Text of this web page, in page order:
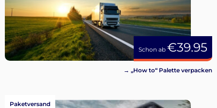
Schon ab €39.95
→ „How to“ Palette verpacken
Paketversand